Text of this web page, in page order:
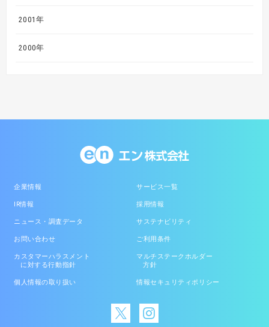
2001年
2000年
企業情報 サービス一覧
IR情報 採用情報
ニュース・調査データ サステナビリティ
お問い合わせ ご利用条件
カスタマーハラスメント
に対する行動指針
マルチステークホルダー
方針
個人情報の取り扱い 情報セキュリティポリシー